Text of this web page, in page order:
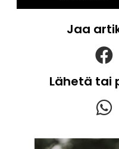
Jaa
Lähetä tai